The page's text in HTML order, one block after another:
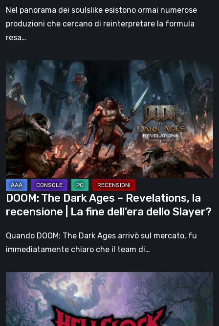
Nel panorama dei soulslike esistono ormai numerose
produzioni che cercano di reinterpretare la formula
resa…
DOOM:
The
Dark
Ages
–
Revelations,
la
recensione
|
La
fine
dell’era
dello
Slayer?
DOOM: The Dark Ages – Revelations, la
recensione | La fine dell’era dello Slayer?
Quando DOOM: The Dark Ages arrivò sul mercato, fu
immediatamente chiaro che il team di…
Clock:
Cursed
War